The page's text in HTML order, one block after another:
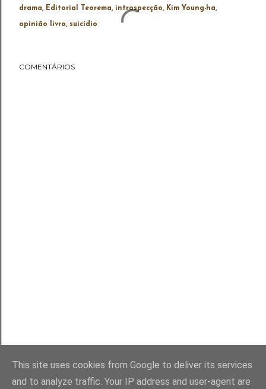
drama Editorial Teorema introspecção Kim Young-ha
opinião livro suicídio
COMENTÁRIOS
This site uses cookies from Google to deliver its services
and to analyze traffic. Your IP address and user-agent are